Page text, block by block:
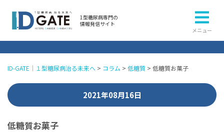
1型糖尿病専門の
情報発信サイト
メニュー
ID-GATE｜１型糖尿病治る未来へ > コラム > 低糖質 > 低糖質お菓子
2021年08月16日
低糖質お菓子